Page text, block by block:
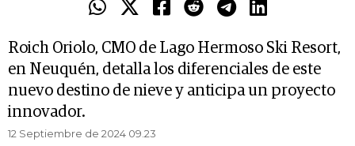
Roich Oriolo, CMO de Lago Hermoso Ski Resort,
en Neuquén, detalla los diferenciales de este
nuevo destino de nieve y anticipa un proyecto
innovador.
12 Septiembre de 2024 09.23